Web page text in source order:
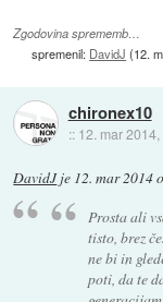
Zgodovina sprememb…
spremenil: DavidJ (12.
chironex10
:: 12. mar
DavidJje 12. mar 2014
Prosta ali
tisto, brez
ne bi in
poti, da te